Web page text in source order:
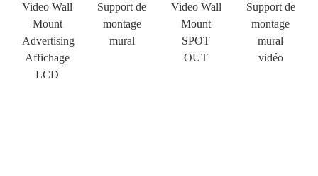
Video Wall
Mount
Advertising
Affichage
LCD
Support de
montage
mural
Video Wall
Mount
SPOT
OUT
Support de
montage
mural
vidéo